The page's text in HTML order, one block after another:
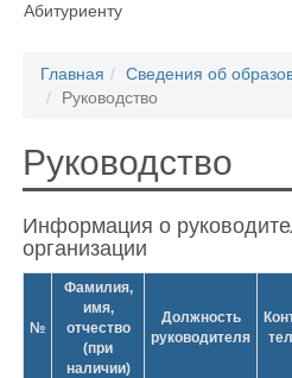
Абитуриенту
Главная
Сведения об
Руководство
Руководство
Информация о
организации
№
Фамилия,
имя,
отчество
(при
наличии)
Должность
руководителя